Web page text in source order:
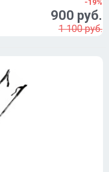
-19%
900 руб.
1 100 руб.